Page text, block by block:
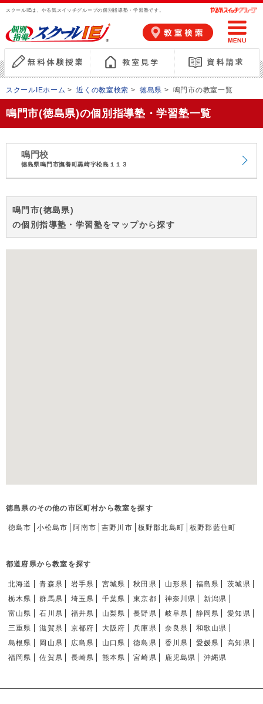
スクールIEは、やる気スイッチグループの個別指導塾・学習塾です。
スクールIEホーム > 近くの教室検索 > 徳島県 > 鳴門市の教室一覧
鳴門市(徳島県)の個別指導塾・学習塾一覧
鳴門校
徳島県鳴門市撫養町黒崎字松島１１３
鳴門市(徳島県)
の個別指導塾・学習塾をマップから探す
徳島県のその他の市区町村から教室を探す
徳島市 小松島市 阿南市 吉野川市 板野郡北島町 板野郡藍住町
都道府県から教室を探す
北海道 青森県 岩手県 宮城県 秋田県 山形県 福島県
茨城県
栃木県
群馬県 埼玉県 千葉県 東京都 神奈川県
新潟県
富山県
石川県 福井県 山梨県 長野県 岐阜県 静岡県
愛知県
三重県
滋賀県 京都府 大阪府 兵庫県 奈良県
和歌山県
島根県
岡山県 広島県 山口県 徳島県 香川県 愛媛県
高知県
福岡県
佐賀県 長崎県 熊本県 宮崎県 鹿児島県 沖縄県